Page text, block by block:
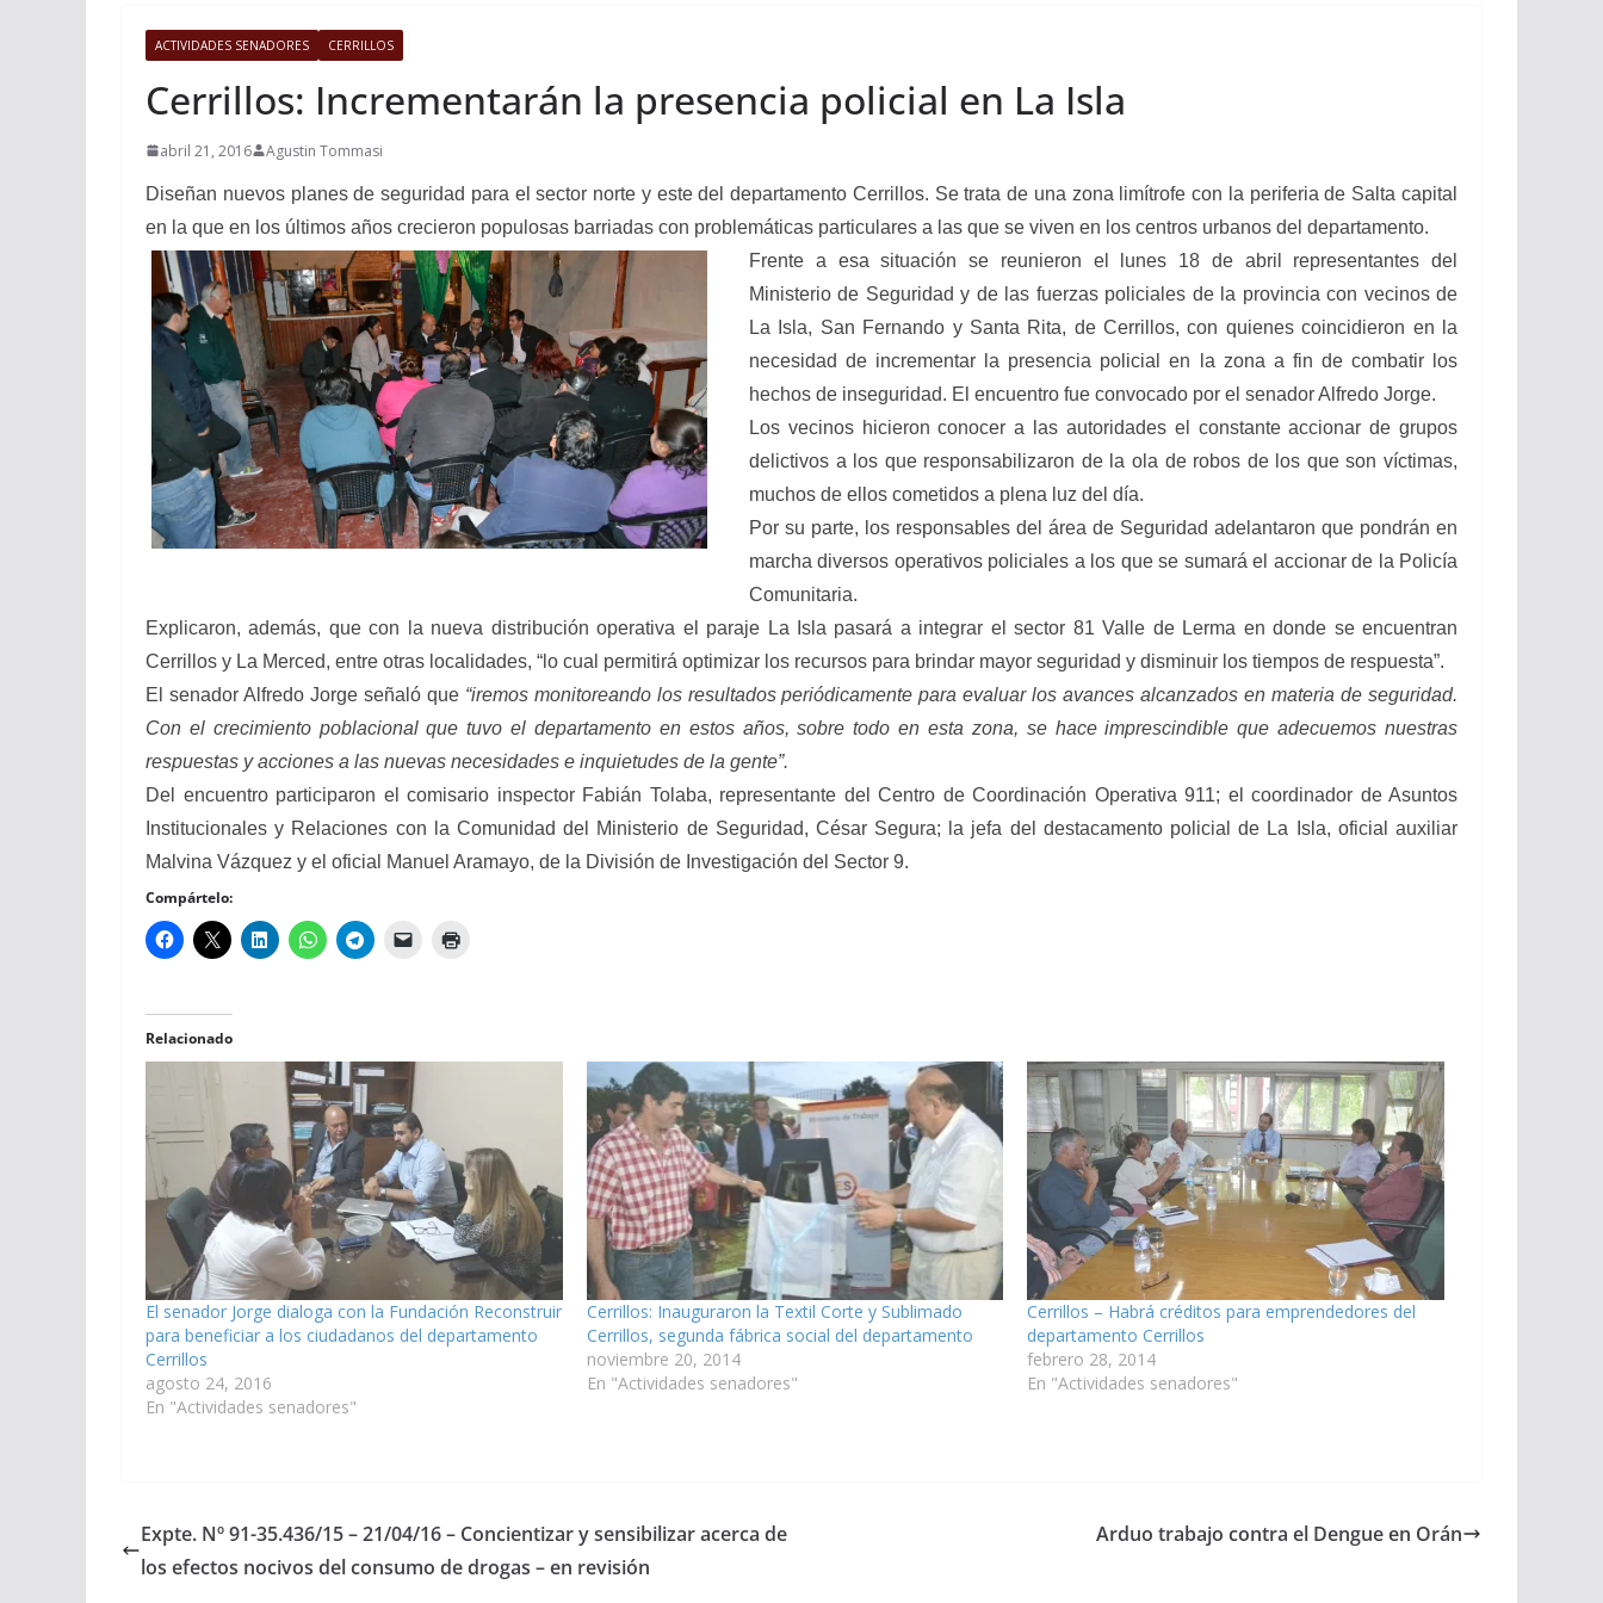
ACTIVIDADES SENADORES CERRILLOS
Cerrillos: Incrementarán la presencia policial en La Isla
abril 21, 2016 Agustin Tommasi
Diseñan nuevos planes de seguridad para el sector norte y este del departamento Cerrillos. Se trata de una zona limítrofe con la periferia de Salta capital
en la que en los últimos años crecieron populosas barriadas con problemáticas particulares a las que se viven en los centros urbanos del departamento.
Frente a esa situación se reunieron el lunes 18 de abril representantes del
Ministerio de Seguridad y de las fuerzas policiales de la provincia con vecinos de
La Isla, San Fernando y Santa Rita, de Cerrillos, con quienes coincidieron en la
necesidad de incrementar la presencia policial en la zona a fin de combatir los
hechos de inseguridad. El encuentro fue convocado por el senador Alfredo Jorge.
Los vecinos hicieron conocer a las autoridades el constante accionar de grupos
delictivos a los que responsabilizaron de la ola de robos de los que son víctimas,
muchos de ellos cometidos a plena luz del día.
Por su parte, los responsables del área de Seguridad adelantaron que pondrán en
marcha diversos operativos policiales a los que se sumará el accionar de la Policía
Comunitaria.
Explicaron, además, que con la nueva distribución operativa el paraje La Isla pasará a integrar el sector 81 Valle de Lerma en donde se encuentran
Cerrillos y La Merced, entre otras localidades, “lo cual permitirá optimizar los recursos para brindar mayor seguridad y disminuir los tiempos de respuesta”.
El senador Alfredo Jorge señaló que “iremos monitoreando los resultados periódicamente para evaluar los avances alcanzados en materia de seguridad.
Con el crecimiento poblacional que tuvo el departamento en estos años, sobre todo en esta zona, se hace imprescindible que adecuemos nuestras
respuestas y acciones a las nuevas necesidades e inquietudes de la gente”.
Del encuentro participaron el comisario inspector Fabián Tolaba, representante del Centro de Coordinación Operativa 911; el coordinador de Asuntos
Institucionales y Relaciones con la Comunidad del Ministerio de Seguridad, César Segura; la jefa del destacamento policial de La Isla, oficial auxiliar
Malvina Vázquez y el oficial Manuel Aramayo, de la División de Investigación del Sector 9.
Compártelo:
Relacionado
El senador Jorge dialoga con la Fundación Reconstruir
para beneficiar a los ciudadanos del departamento
Cerrillos
agosto 24, 2016
En "Actividades senadores"
Cerrillos: Inauguraron la Textil Corte y Sublimado
Cerrillos, segunda fábrica social del departamento
noviembre 20, 2014
En "Actividades senadores"
Cerrillos – Habrá créditos para emprendedores del
departamento Cerrillos
febrero 28, 2014
En "Actividades senadores"
Expte. Nº 91-35.436/15 – 21/04/16 – Concientizar y sensibilizar acerca de
los efectos nocivos del consumo de drogas – en revisión
Arduo trabajo contra el Dengue en Orán